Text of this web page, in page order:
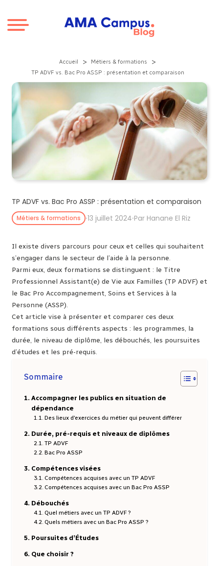
Accueil > Métiers & formations >
TP ADVF vs. Bac Pro ASSP : présentation et comparaison
TP ADVF vs. Bac Pro ASSP : présentation et comparaison
Métiers & formations ⸱13 juillet 2024⸱Par Hanane El Riz
Il existe divers parcours pour ceux et celles qui souhaitent
s’engager dans le secteur de l’aide à la personne.
Parmi eux, deux formations se distinguent : le Titre
Professionnel Assistant(e) de Vie aux Familles (TP ADVF) et
le Bac Pro Accompagnement, Soins et Services à la
Personne (ASSP).
Cet article vise à présenter et comparer ces deux
formations sous différents aspects : les programmes, la
durée, le niveau de diplôme, les débouchés, les poursuites
d’études et les pré-requis.
Sommaire
Accompagner les publics en situation de
dépendance
Des lieux d’exercices du métier qui peuvent différer
Durée, pré-requis et niveaux de diplômes
TP ADVF
Bac Pro ASSP
Compétences visées
Compétences acquises avec un TP ADVF
Compétences acquises avec un Bac Pro ASSP
Débouchés
Quel métiers avec un TP ADVF ?
Quels métiers avec un Bac Pro ASSP ?
Poursuites d’Études
Que choisir ?